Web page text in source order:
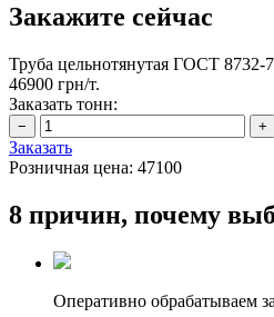
Закажите сейчас
Труба цельнотянутая ГОСТ 8732-
46900 грн/т.
Заказать тонн:
Заказать
Розничная цена: 47100
8 причин, почему
Оперативно обрабатываем